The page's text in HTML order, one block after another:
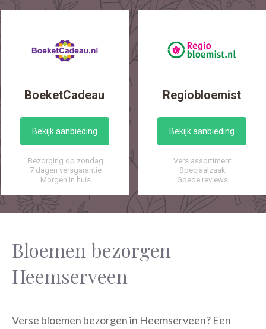
BoeketCadeau
Bekijk aanbieding
Bezorging op zondag
7 dagen versgarantie
Morgen in huis
Regiobloemist
Bekijk aanbieding
Vers assortiment
Speciaalzaak
Goede reviews
Bloemen bezorgen
Heemserveen
Verse bloemen bezorgen in Heemserveen? Een